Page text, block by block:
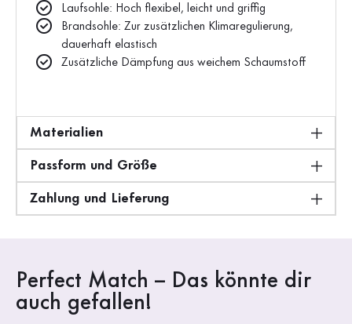
Laufsohle: Hoch flexibel, leicht und griffig
Brandsohle: Zur zusätzlichen Klimaregulierung,
dauerhaft elastisch
Zusätzliche Dämpfung aus weichem Schaumstoff
Materialien
Passform und Größe
Zahlung und Lieferung
Perfect Match – Das könnte dir
auch gefallen!